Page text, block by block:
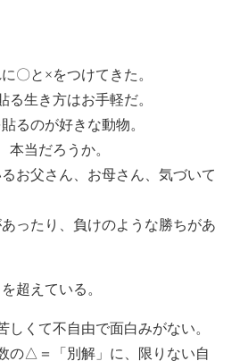
〇と×をつけてきた。
る生き方はお手軽だ。
るのが好きな動物。
本当だろうか。
お父さん、お母さん、気づいて
ったり、負けのような勝ちがあ
超えている。
しくて不自由で面白みがない。
の△＝「別解」に、限りない自